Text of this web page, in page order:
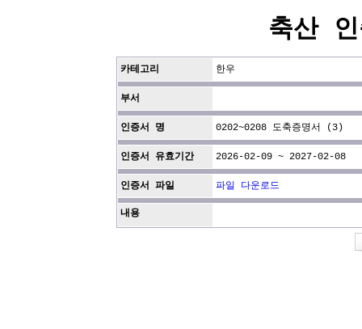
축산
카테고리 한우
부서
인증서 명 0202~0208 도축증명서 (3)
인증서 유효기간 2026-02-09 ~ 2027-02-08
인증서 파일 파일 다운로드
내용